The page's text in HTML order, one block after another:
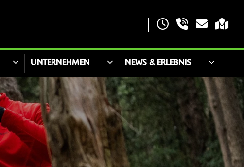
UNTERNEHMEN NEWS & ERLEBNIS